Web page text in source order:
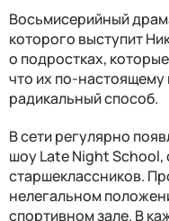
Восьмисерийный
которого выступит
о подростках,
что их по-настоящему
радикальный способ.
В сети регулярно
шоу Late Night School,
старшеклассников.
нелегальном
спортивном зале. В